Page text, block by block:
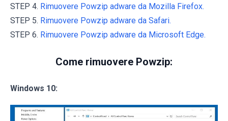
STEP 4. Rimuovere Powzip adware da Mozilla Firefox.
STEP 5. Rimuovere Powzip adware da Safari.
STEP 6. Rimuovere Powzip adware da Microsoft Edge.
Come rimuovere Powzip:
Windows 10: